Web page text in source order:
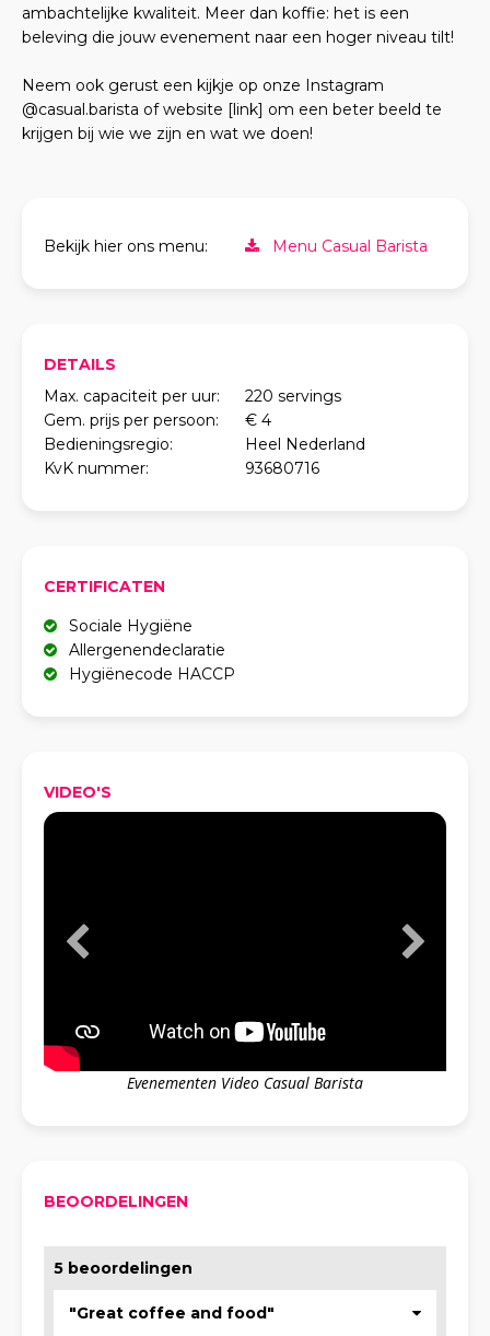
ambachtelijke kwaliteit. Meer dan koffie: het is een
beleving die jouw evenement naar een hoger niveau tilt!
Neem ook gerust een kijkje op onze Instagram
@casual.barista of website [link] om een beter beeld te
krijgen bij wie we zijn en wat we doen!
Bekijk hier ons menu: Menu Casual Barista
DETAILS
Max. capaciteit per uur:
220 servings
Gem. prijs per persoon:
€ 4
Bedieningsregio:
Heel Nederland
KvK nummer:
93680716
CERTIFICATEN
Sociale Hygiëne
Allergenendeclaratie
Hygiënecode HACCP
VIDEO'S
Evenementen Video Casual Barista
BEOORDELINGEN
5 beoordelingen
"Great coffee and food"